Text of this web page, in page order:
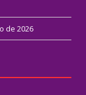
de 2026